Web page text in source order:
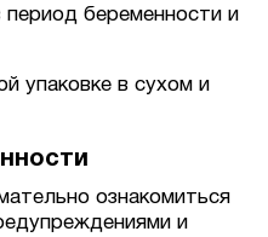
период беременности и
упаковке в сухом и
ознакомиться
и